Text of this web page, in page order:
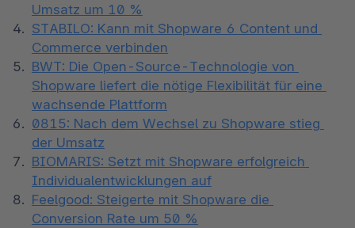
Umsatz um 10 %
STABILO: Kann mit Shopware 6 Content und
Commerce verbinden
BWT: Die Open-Source-Technologie von
Shopware liefert die nötige Flexibilität für eine
wachsende Plattform
0815: Nach dem Wechsel zu Shopware stieg
der Umsatz
BIOMARIS: Setzt mit Shopware erfolgreich
Individualentwicklungen auf
Feelgood: Steigerte mit Shopware die
Conversion Rate um 50 %